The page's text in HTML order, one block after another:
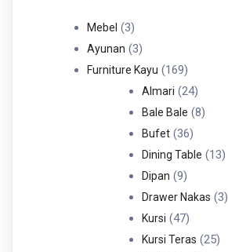
Mebel 33
Produk
Ayunan 33
Produk
Furniture Kayu 169169
Produk
Almari 2424
Produk
Bale Bale 88
Bufet 3636
Produk
Dining Table 1313
Dipan 99
Produk
Drawer Nakas 33
Kursi 4747
Produk
Kursi Teras 2525